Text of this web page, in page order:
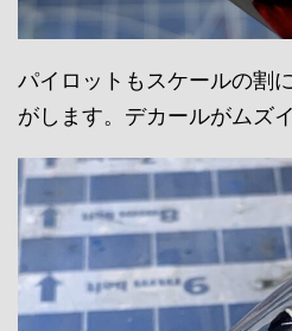
パイロットもスケールの割
がします。デカールがムズ